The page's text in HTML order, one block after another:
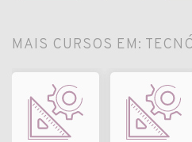
MAIS CURSOS EM: